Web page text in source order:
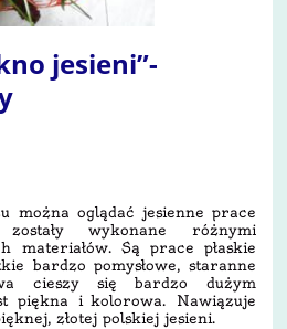
jesieni”-
można oglądać jesienne prace
wykonane różnymi
materiałów. Są prace płaskie
bardzo pomysłowe, staranne
cieszy się bardzo dużym
piękna i kolorowa. Nawiązuje
złotej polskiej jesieni.